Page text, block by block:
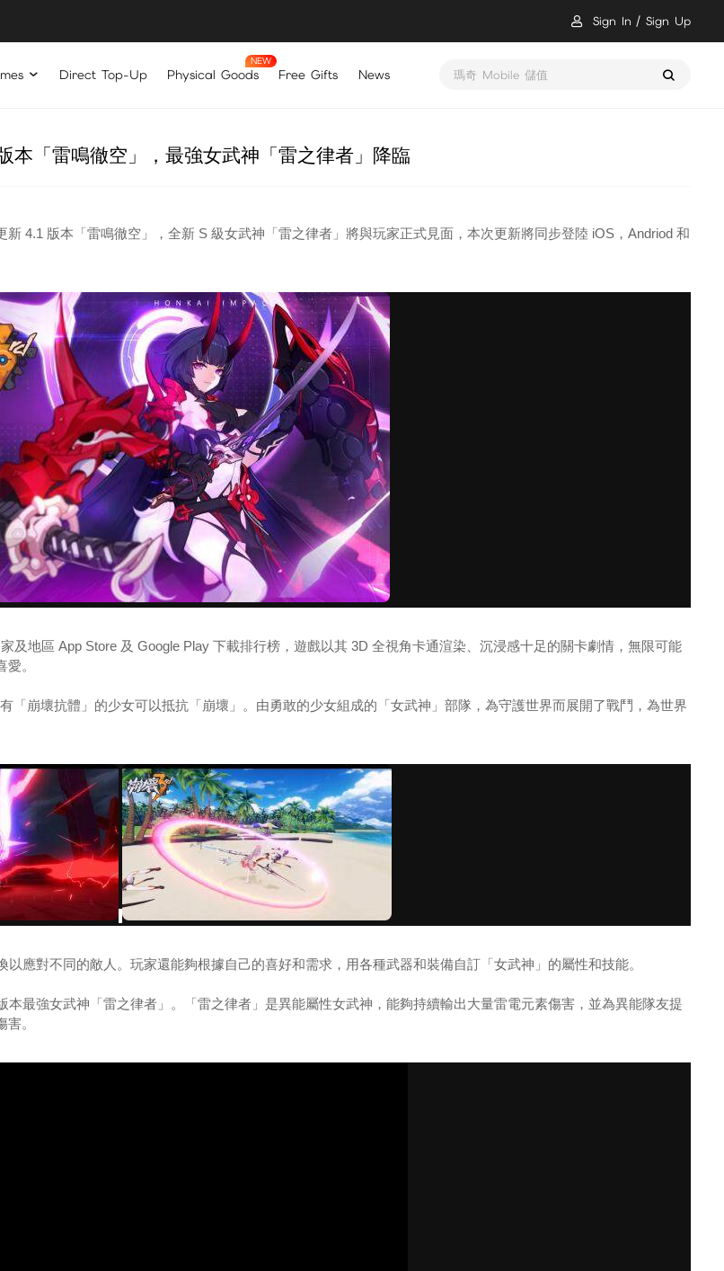
Sign In Sign Up
Direct Top-Up Physical Goods Free Gifts News 瑪奇 Mobile 儲值
本「雷鳴徹空」，最強女武神「雷之律者」降臨
新 4.1 版本「雷鳴徹空」，全新 S 級女武神「雷之律者」將與玩家正式見面，本次更新將同步登陸 iOS，Andriod 和
地區 App Store 及 Google Play 下載排行榜，遊戲以其 3D 全視角卡通渲染、沉浸感十足的關卡劇情，無限可能
。
崩壞抗體」的少女可以抵抗「崩壞」。由勇敢的少女組成的「女武神」部隊，為守護世界而展開了戰鬥，為世界
對不同的敵人。玩家還能夠根據自己的喜好和需求，用各種武器和裝備自訂「女武神」的屬性和技能。
強女武神「雷之律者」。「雷之律者」是異能屬性女武神，能夠持續輸出大量雷電元素傷害，並為異能隊友提
。